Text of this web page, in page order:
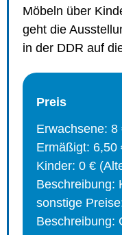
Möbeln über
geht die
in der DDR auf
Preis
Erwachsene: 8
Ermäßigt: 6,50
Kinder: 0 €
Beschreibung:
sonstige
Beschreibung: